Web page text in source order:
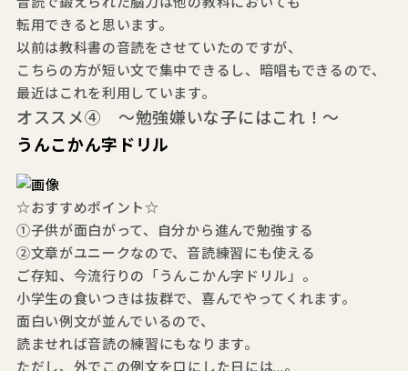
転用できると思います。
以前は教科書の音読をさせていたのですが、
こちらの方が短い文で集中できるし、暗唱もできるので、
最近はこれを利用しています。
オススメ④ ～勉強嫌いな子にはこれ！～
うんこかん字ドリル
☆おすすめポイント☆
①子供が面白がって、自分から進んで勉強する
②文章がユニークなので、音読練習にも使える
ご存知、今流行りの「うんこかん字ドリル」。
小学生の食いつきは抜群で、喜んでやってくれます。
面白い例文が並んでいるので、
読ませれば音読の練習にもなります。
ただし、外でこの例文を口にした日には…。